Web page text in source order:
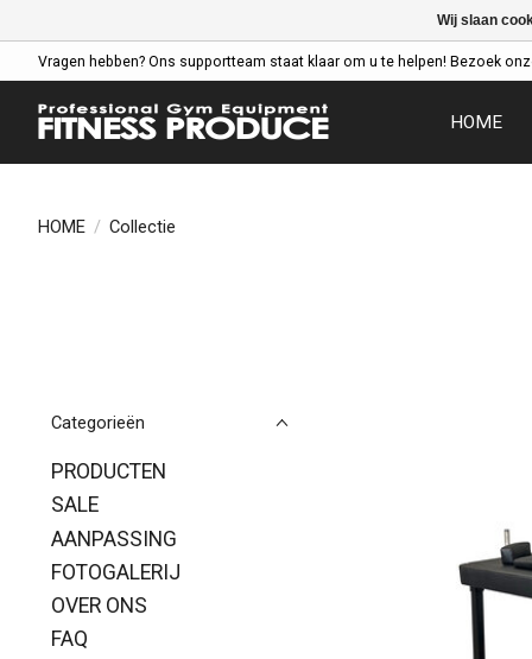
Vragen hebben? Ons supportteam staat klaar om u te helpen! Bezoek
HOME
HOME / Collectie
Categorieën
PRODUCTEN
SALE
AANPASSING
FOTOGALERIJ
OVER ONS
FAQ
Wij slaan